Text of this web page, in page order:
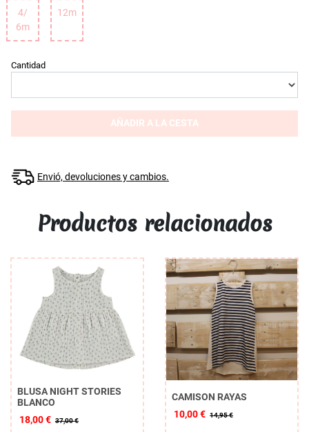
4/
6m
12m
Cantidad
AÑADIR A LA CESTA
Envió, devoluciones y cambios.
Productos relacionados
BLUSA NIGHT STORIES
BLANCO
18,00 € 37,00 €
CAMISON RAYAS
10,00 € 14,95 €